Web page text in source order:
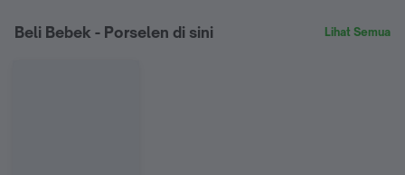
Beli Bebek - Porselen di sini Lihat Semua